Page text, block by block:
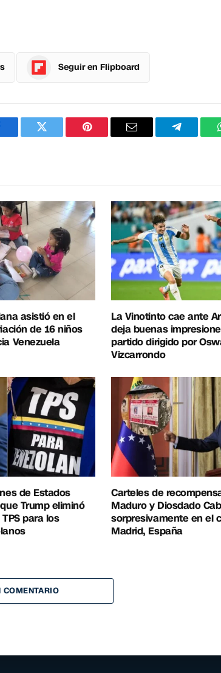
Seguir en Flipboard
Twitter PinterestCorreo
Telegram
asistió en el
de 16 niños
Venezuela
La Vinotinto cae ante
deja buenas
partido dirigido por
Vizcarrondo
de Estados
Trump eliminó
para los
Carteles de
Maduro y Diosdado
sorpresivamente en el
Madrid, España
COMENTARIO